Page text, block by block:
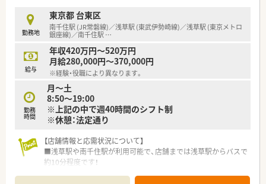
≪福利厚生が充実しています！≫
■Ｅラーニングの全額負担、薬剤師会への講習会参加、学術大会
への参加費・交通費負担まで対応され、学べる環境が整っており
ます
■暦上年間休日が少ない年は「会社カレンダー」という特別休暇
を補填され、年間休日は毎年必ず120日となるよう整えられてお
ります
■会社カレンダーは3/16～翌年3/15サイクルで付与されます。
自身で取得する日にちを選択できるためプライベートも充実さ
せられます
宅手当もあります
≪働きやすい環境が整っています♪≫
勤務地
東京都 台東区
南千住駅 (JR常磐線)／浅草駅 (東武伊勢崎線)／浅草駅 (東京メトロ
銀座線)／南千住駅…
給与
年収420万円～520万円
月給280,000円～370,000円
※経験・役職により異なります。
勤務
時間
月～土
8:50～19:00
※上記の中で週40時間のシフト制
※休憩：法定通り
【店舗情報と応需状況について】
■浅草駅や南千住駅が利用可能で、店舗までは浅草駅からバスで
約10分程度です！